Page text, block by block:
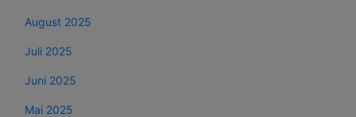
August 2025
Juli 2025
Juni 2025
Mai 2025